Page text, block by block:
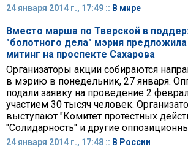
24 января 2014 г., 17:49 :: В мире
Вместо марша по Тверской в
"болотного дела" мэрия
митинг на проспекте Сахарова
Организаторы акции собираются
в мэрию в понедельник, 27 января.
подали заявку на проведение 2
участием 30 тысяч человек.
выступают "Комитет протестных
"Солидарность" и другие
24 января 2014 г., 17:48 :: В России